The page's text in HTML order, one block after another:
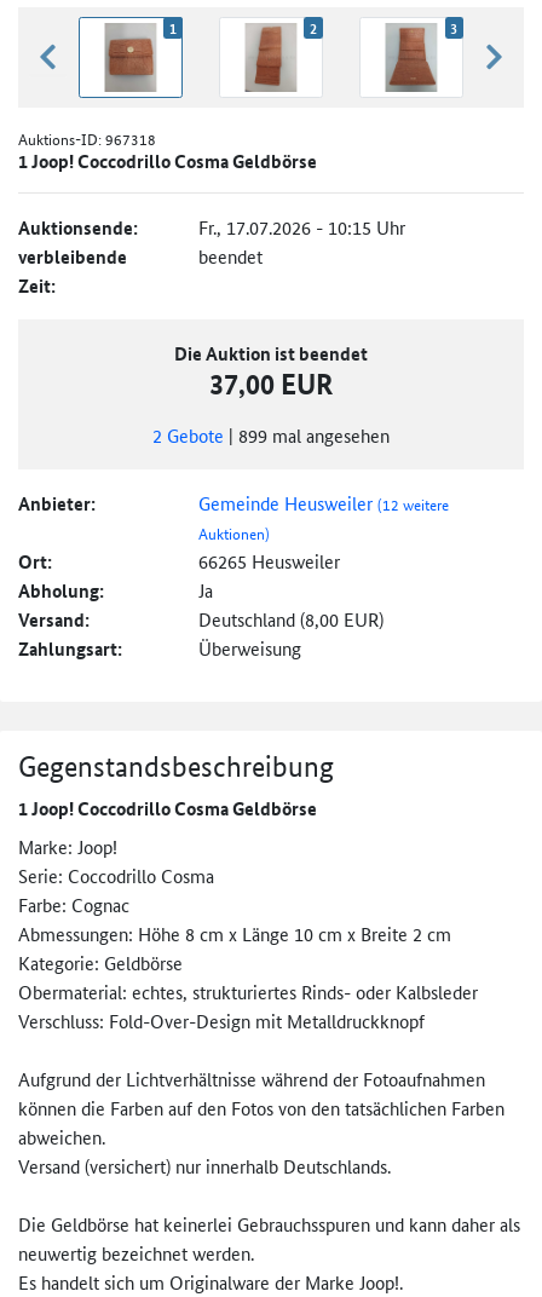
zurück blättern
1 2 3
Auktions-ID:967318
1 Joop! Coccodrillo Cosma Geldbörse
Auktionsende: Fr., 17.07.2026 - 10:15 Uhr
verbleibende
Zeit:
beendet
Die Auktion ist beendet
37,00 EUR
2 Gebote | 899 mal angesehen
Anbieter: Gemeinde Heusweiler(12 weitere
Auktionen)
Ort: 66265 Heusweiler
Abholung: Ja
Versand: Deutschland (8,00 EUR)
Zahlungsart: Überweisung
Gegenstandsbeschreibung
1 Joop! Coccodrillo Cosma Geldbörse
Marke: Joop!
Serie: Coccodrillo Cosma
Farbe: Cognac
Abmessungen: Höhe 8 cm x Länge 10 cm x Breite 2 cm
Kategorie: Geldbörse
Obermaterial: echtes, strukturiertes Rinds- oder Kalbsleder
Verschluss: Fold-Over-Design mit Metalldruckknopf
Aufgrund der Lichtverhältnisse während der Fotoaufnahmen
können die Farben auf den Fotos von den tatsächlichen Farben
abweichen.
Versand (versichert) nur innerhalb Deutschlands.
Die Geldbörse hat keinerlei Gebrauchsspuren und kann daher als
neuwertig bezeichnet werden.
Es handelt sich um Originalware der Marke Joop!.